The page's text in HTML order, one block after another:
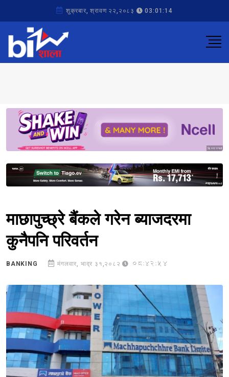
शुक्रबार, श्रावण २२,२०८३ 03:01:14
Sponsored
Sponsored
माछापुच्छ्रे बैंकले गरेन ब्याजदरमा
कुनैपनि परिवर्तन
BANKING मंगलवार, भाद्र ३१,२०८२ 08:42:54